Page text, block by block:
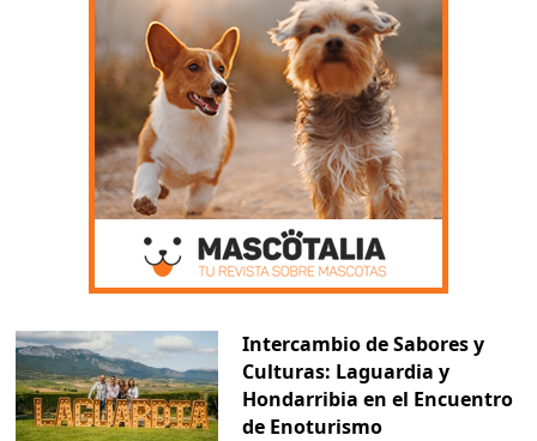
Intercambio de Sabores y
Culturas: Laguardia y
Hondarribia en el Encuentro
de Enoturismo